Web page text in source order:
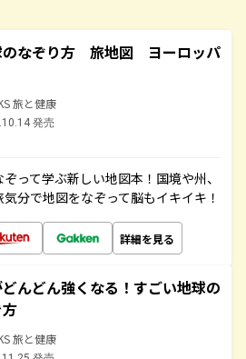
のなぞり方 旅地図 ヨーロッパ
旅と健康
発売
って学ぶ新しい地図本！国境や州、
分で地図をなぞって脳もイキイキ！
詳細を見る
んどん強くなる！すごい地球の
旅と健康